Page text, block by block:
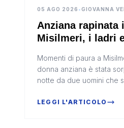
05 AGO 2026 •GIOVANNA
Anziana rapinata
Misilmeri, i ladri
Momenti di paura a
donna anziana è stata
notte da due uomini che
condutture esterne
LEGGI L'ARTICOLO